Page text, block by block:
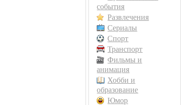
события
Развлечения
Сериалы
Спорт
Транспорт
Фильмы и
анимация
Хобби и
образование
Юмор